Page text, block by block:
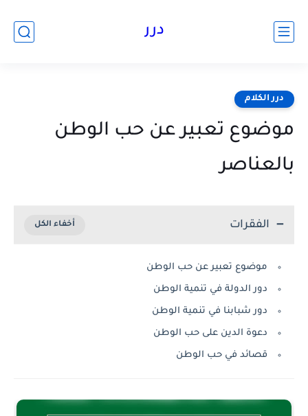
درر
درر الكلام
موضوع تعبير عن حب الوطن
بالعناصر
الفقرات
موضوع تعبير عن حب الوطن
دور الدولة في تنمية الوطن
دور شبابنا في تنمية الوطن
دعوة الدين على حب الوطن
قصائد في حب الوطن